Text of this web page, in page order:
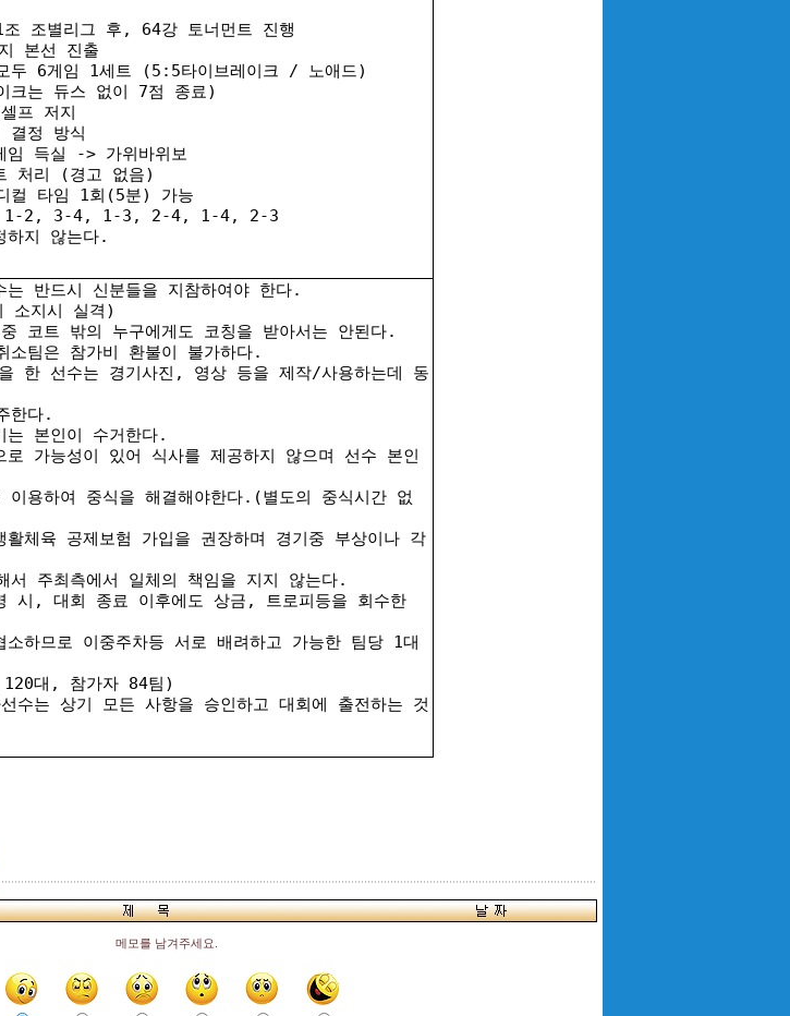
조별리그 후, 64강 토너먼트 진행
선 진출
두 6게임 1세트 (5:5타이브레이크 / 노애드)
는 듀스 없이 7점 종료)
프 저지
정 방식
실 -> 가위바위보
처리 (경고 없음)
컬 타임 1회(5분) 가능
1-2, 3-4, 1-3, 2-4, 1-4, 2-3
하지 않는다.
는 반드시 신분들을 지참하여야 한다.
지시 실격)
코트 밖의 누구에게도 코칭을 받아서는 안된다.
팀은 참가비 환불이 불가하다.
한 선수는 경기사진, 영상 등을 제작/사용하는데 동
다.
는 본인이 수거한다.
로 가능성이 있어 식사를 제공하지 않으며 선수 본인
하여 중식을 해결해야한다.(별도의 중식시간 없
활체육 공제보험 가입을 권장하며 경기중 부상이나 각
주최측에서 일체의 책임을 지지 않는다.
시, 대회 종료 이후에도 상금, 트로피등을 회수한
하므로 이중주차등 서로 배려하고 가능한 팀당 1대
대, 참가자 84팀)
수는 상기 모든 사항을 승인하고 대회에 출전하는 것
메모를 남겨주세요.